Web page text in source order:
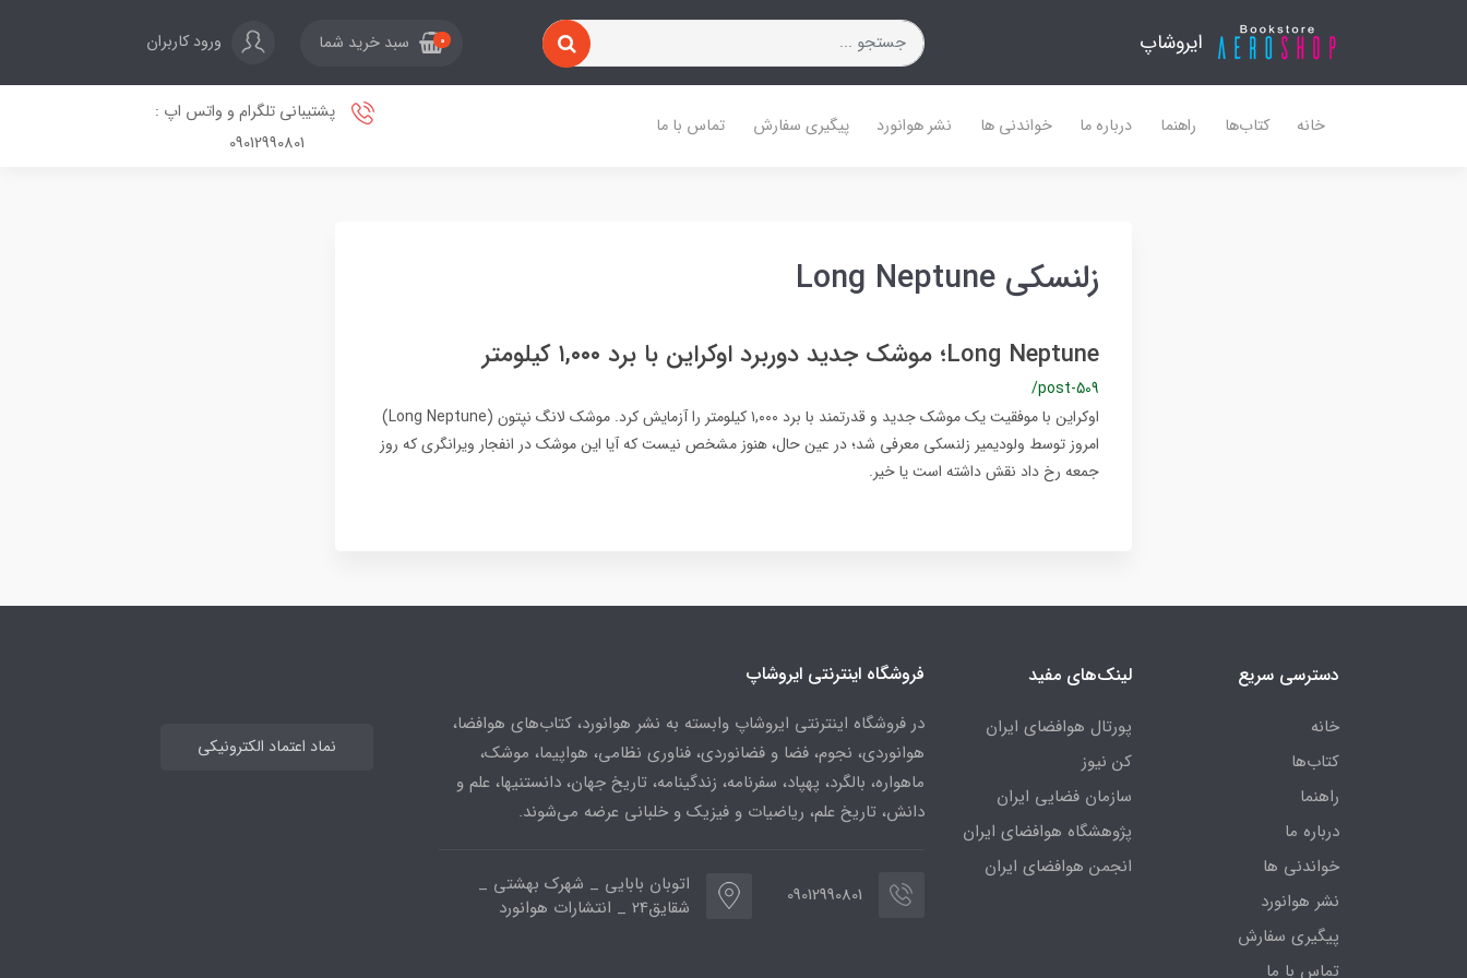
ایروشاپ 0 سبد خرید شما ورود کاربران
خانه کتاب‌ها راهنما درباره ما خواندنی ها نشر هوانورد پیگیری سفارش تماس با ما
پشتیبانی تلگرام و واتس اپ :
09012990801
زلنسکی Long Neptune
Long Neptune؛ موشک جدید دوربرد اوکراین با برد ۱,۰۰۰ کیلومتر
/post-509
اوکراین با موفقیت یک موشک جدید و قدرتمند با برد ۱,۰۰۰ کیلومتر را آزمایش کرد. موشک لانگ نپتون (Long Neptune)
امروز توسط ولودیمیر زلنسکی معرفی شد؛ در عین حال، هنوز مشخص نیست که آیا این موشک در انفجار ویرانگری که روز
جمعه رخ داد نقش داشته است یا خیر.
دسترسی سریع
خانه
کتاب‌ها
راهنما
درباره ما
خواندنی ها
نشر هوانورد
پیگیری سفارش
تماس با ما
لینک‌های مفید
پورتال هوافضای ایران
کن نیوز
سازمان فضایی ایران
پژوهشگاه هوافضای ایران
انجمن هوافضای ایران
فروشگاه اینترنتی ایروشاپ
در فروشگاه اینترنتی ایروشاپ وابسته به نشر هوانورد، کتاب‌های هوافضا،
هوانوردی، نجوم، فضا و فضانوردی، فناوری نظامی، هواپیما، موشک،
ماهواره، بالگرد، پهپاد، سفرنامه، زندگینامه، تاریخ جهان، دانستنیها، علم و
دانش، تاریخ علم، ریاضیات و فیزیک و خلبانی عرضه می‌شوند.
09012990801
اتوبان بابایی _ شهرک بهشتی _
شقایق24 _ انتشارات هوانورد
نماد اعتماد الکترونیکی